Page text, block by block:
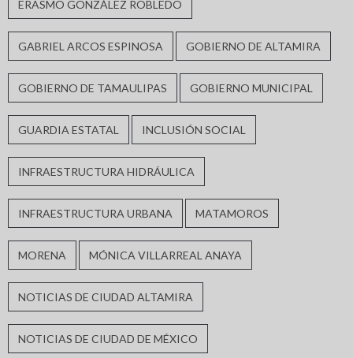
ERASMO GONZÁLEZ ROBLEDO
GABRIEL ARCOS ESPINOSA GOBIERNO DE ALTAMIRA
GOBIERNO DE TAMAULIPAS GOBIERNO MUNICIPAL
GUARDIA ESTATAL INCLUSIÓN SOCIAL
INFRAESTRUCTURA HIDRÁULICA
INFRAESTRUCTURA URBANA MATAMOROS
MORENA MÓNICA VILLARREAL ANAYA
NOTICIAS DE CIUDAD ALTAMIRA
NOTICIAS DE CIUDAD DE MÉXICO